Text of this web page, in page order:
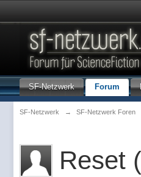
SF-Netzwerk Forum
SF-Netzwerk → SF-Netzwerk Foren
Reset